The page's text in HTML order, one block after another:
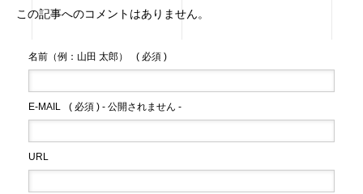
この記事へのコメントはありません。
名前（例：山田 太郎） ( 必須 )
E-MAIL ( 必須 ) - 公開されません -
URL